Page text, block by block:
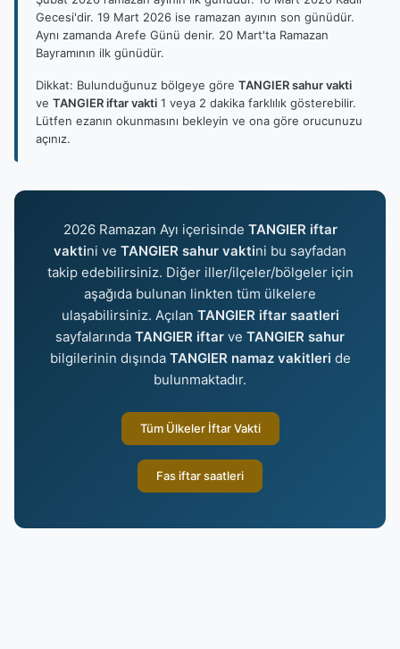
Gecesi'dir. 19 Mart 2026 ise ramazan ayının son günüdür.
Aynı zamanda Arefe Günü denir. 20 Mart'ta Ramazan
Bayramının ilk günüdür.
Dikkat: Bulunduğunuz bölgeye göre TANGIER sahur vakti
ve TANGIER iftar vakti 1 veya 2 dakika farklılık gösterebilir.
Lütfen ezanın okunmasını bekleyin ve ona göre orucunuzu
açınız.
2026 Ramazan Ayı içerisinde TANGIER iftar
vaktini ve TANGIER sahur vaktini bu sayfadan
takip edebilirsiniz. Diğer iller/ilçeler/bölgeler için
aşağıda bulunan linkten tüm ülkelere
ulaşabilirsiniz. Açılan TANGIER iftar saatleri
sayfalarında TANGIER iftar ve TANGIER sahur
bilgilerinin dışında TANGIER namaz vakitleri de
bulunmaktadır.
Tüm Ülkeler İftar Vakti
Fas iftar saatleri